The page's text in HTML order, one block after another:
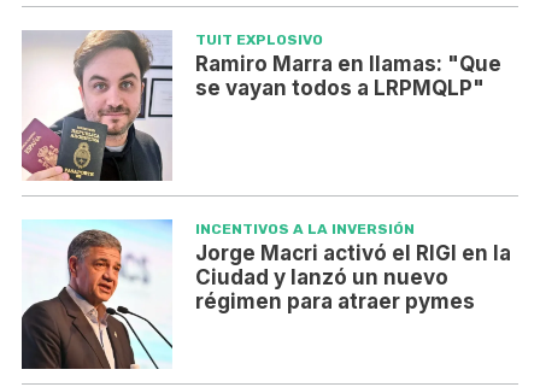
TUIT EXPLOSIVO
Ramiro Marra en llamas: "Que
se vayan todos a LRPMQLP"
INCENTIVOS A LA INVERSIÓN
Jorge Macri activó el RIGI en la
Ciudad y lanzó un nuevo
régimen para atraer pymes